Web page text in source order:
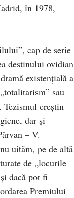
în 1978,
cap de serie
destinului ovidian
existenţială a
sau
creştin
dar şi
– V.
uităm, pe de altă
de „locurile
dacă pot fi
Premiului